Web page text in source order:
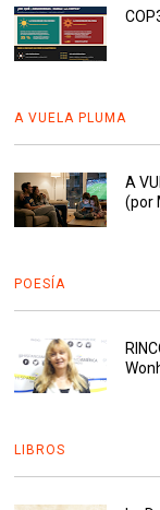
A VUELA PLUMA
A
(por
POESÍA
LIBROS